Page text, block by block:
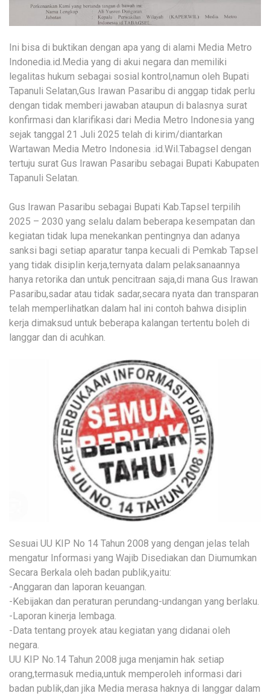
Ini bisa di buktikan dengan apa yang di alami Media Metro
Indonedia.id.Media yang di akui negara dan memiliki
legalitas hukum sebagai sosial kontrol,namun oleh Bupati
Tapanuli Selatan,Gus Irawan Pasaribu di anggap tidak perlu
dengan tidak memberi jawaban ataupun di balasnya surat
konfirmasi dan klarifikasi dari Media Metro Indonesia yang
sejak tanggal 21 Juli 2025 telah di kirim/diantarkan
Wartawan Media Metro Indonesia .id.Wil.Tabagsel dengan
tertuju surat Gus Irawan Pasaribu sebagai Bupati Kabupaten
Tapanuli Selatan.
Gus Irawan Pasaribu sebagai Bupati Kab.Tapsel terpilih
2025 – 2030 yang selalu dalam beberapa kesempatan dan
kegiatan tidak lupa menekankan pentingnya dan adanya
sanksi bagi setiap aparatur tanpa kecuali di Pemkab Tapsel
yang tidak disiplin kerja,ternyata dalam pelaksanaannya
hanya retorika dan untuk pencitraan saja,di mana Gus Irawan
Pasaribu,sadar atau tidak sadar,secara nyata dan transparan
telah memperlihatkan dalam hal ini contoh bahwa disiplin
kerja dimaksud untuk beberapa kalangan tertentu boleh di
langgar dan di acuhkan.
Sesuai UU KIP No 14 Tahun 2008 yang dengan jelas telah
mengatur Informasi yang Wajib Disediakan dan Diumumkan
Secara Berkala oleh badan publik,yaitu:
-Anggaran dan laporan keuangan.
-Kebijakan dan peraturan perundang-undangan yang berlaku.
-Laporan kinerja lembaga.
-Data tentang proyek atau kegiatan yang didanai oleh
negara.
UU KIP No.14 Tahun 2008 juga menjamin hak setiap
orang,termasuk media,untuk memperoleh informasi dari
badan publik,dan jika Media merasa haknya di langgar dalam